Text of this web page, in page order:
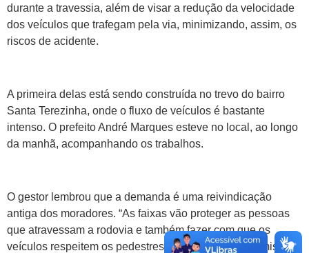
durante a travessia, além de visar a redução da velocidade
dos veículos que trafegam pela via, minimizando, assim, os
riscos de acidente.
A primeira delas está sendo construída no trevo do bairro
Santa Terezinha, onde o fluxo de veículos é bastante
intenso. O prefeito André Marques esteve no local, ao longo
da manhã, acompanhando os trabalhos.
O gestor lembrou que a demanda é uma reivindicação
antiga dos moradores. “As faixas vão proteger as pessoas
que atravessam a rodovia e também fazer com que os
veículos respeitem os pedestres. É mais um compromisso